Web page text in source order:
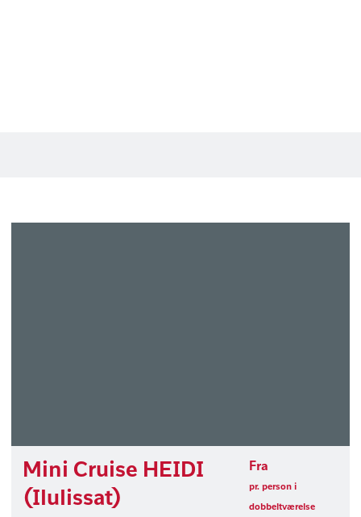
Mini Cruise HEIDI
(Ilulissat)
Fra
pr. person i
dobbeltværelse